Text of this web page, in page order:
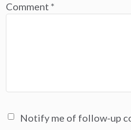
Comment *
Notify me of follow-up